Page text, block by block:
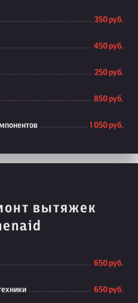
350 руб.
450 руб.
250 руб.
850 руб.
1 050 руб.
вытяжек
650 руб.
650 руб.